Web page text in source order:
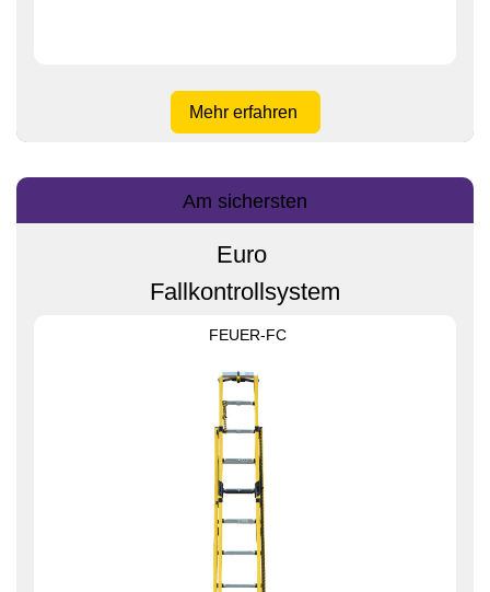
Mehr erfahren
Am sichersten
Euro
Fallkontrollsystem
FEUER-FC